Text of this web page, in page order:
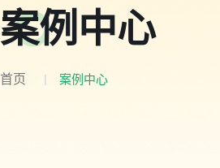
案例中心
首页 案例中心